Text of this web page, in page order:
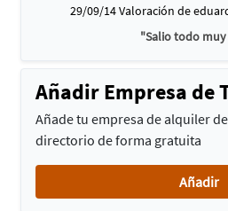
29/09/14 Valoración de
"Salio todo
Añadir Empresa de
Añade tu empresa de alquiler
directorio de forma gratuita
Añadir